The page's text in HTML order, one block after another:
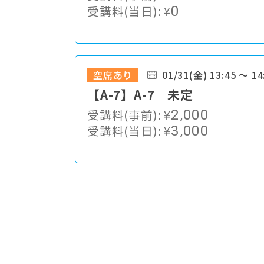
受講料(当日):¥0
空席あり 01/31(金) 13:45 ～
【A-7】A-7 未定
受講料(事前):¥2,000
受講料(当日):¥3,000